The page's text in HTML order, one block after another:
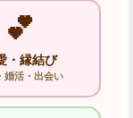
💕
・縁結び
婚活・出会い